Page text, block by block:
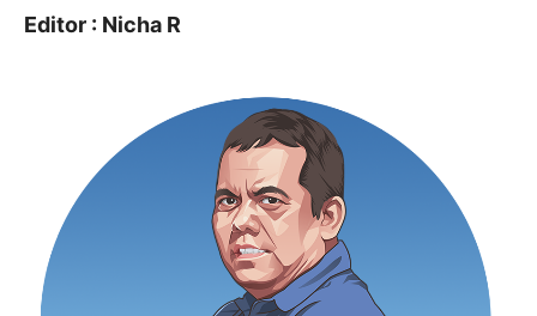
Editor : Nicha R